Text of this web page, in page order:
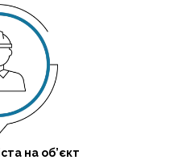
на об’єкт